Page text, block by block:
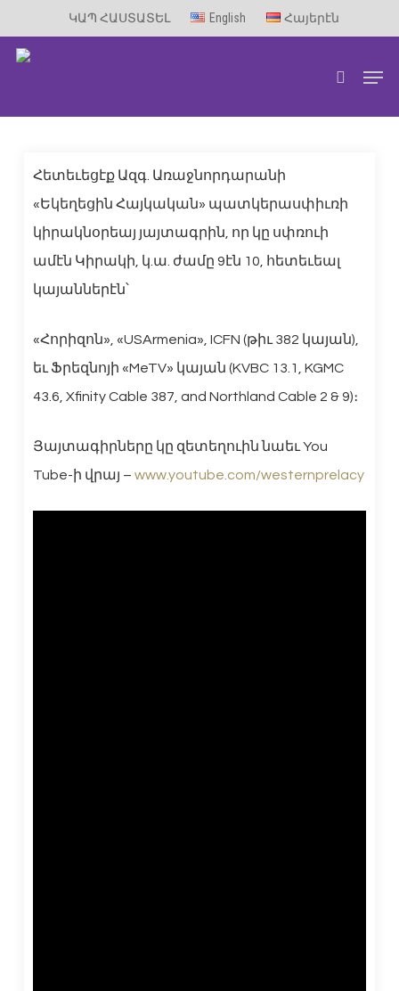
ԿԱՊ ՀԱՍՏԱՏԵԼ English Հայերէն
search
Հետեւեցէք Ազգ. Առաջնորդարանի
«Եկեղեցին Հայկական» պատկերասփիւռի
կիրակնօրեայ յայտագրին, որ կը սփռուի
ամէն Կիրակի, կ.ա. ժամը 9էն 10, հետեւեալ
կայաններէն՝
«Հորիզոն», «USArmenia», ICFN (թիւ 382 կայան),
եւ Ֆրեզնոյի «MeTV» կայան (KVBC 13.1, KGMC
43.6, Xfinity Cable 387, and Northland Cable 2 & 9)։
Յայտագիրները կը զետեղուին նաեւ You
Tube-ի վրայ – www.youtube.com/westernprelacy